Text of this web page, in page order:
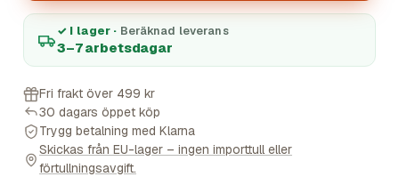
✓ I lager · Beräknad leverans
3–7 arbetsdagar
Fri frakt över 499 kr
30 dagars öppet köp
Trygg betalning med Klarna
Skickas från EU-lager – ingen importtull eller
förtullningsavgift.